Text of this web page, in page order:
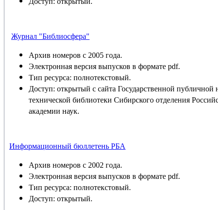
Журнал "Библиосфера"
Архив номеров с 2005 года.
Электронная версия выпусков в формате pdf.
Тип ресурса: полнотекстовый.
Доступ: открытый с сайта Государственной публичной
технической библиотеки Сибирского отделения
академии наук.
Информационный бюллетень РБА
Архив номеров с 2002 года.
Электронная версия выпусков в формате pdf.
Тип ресурса: полнотекстовый.
Доступ: открытый.